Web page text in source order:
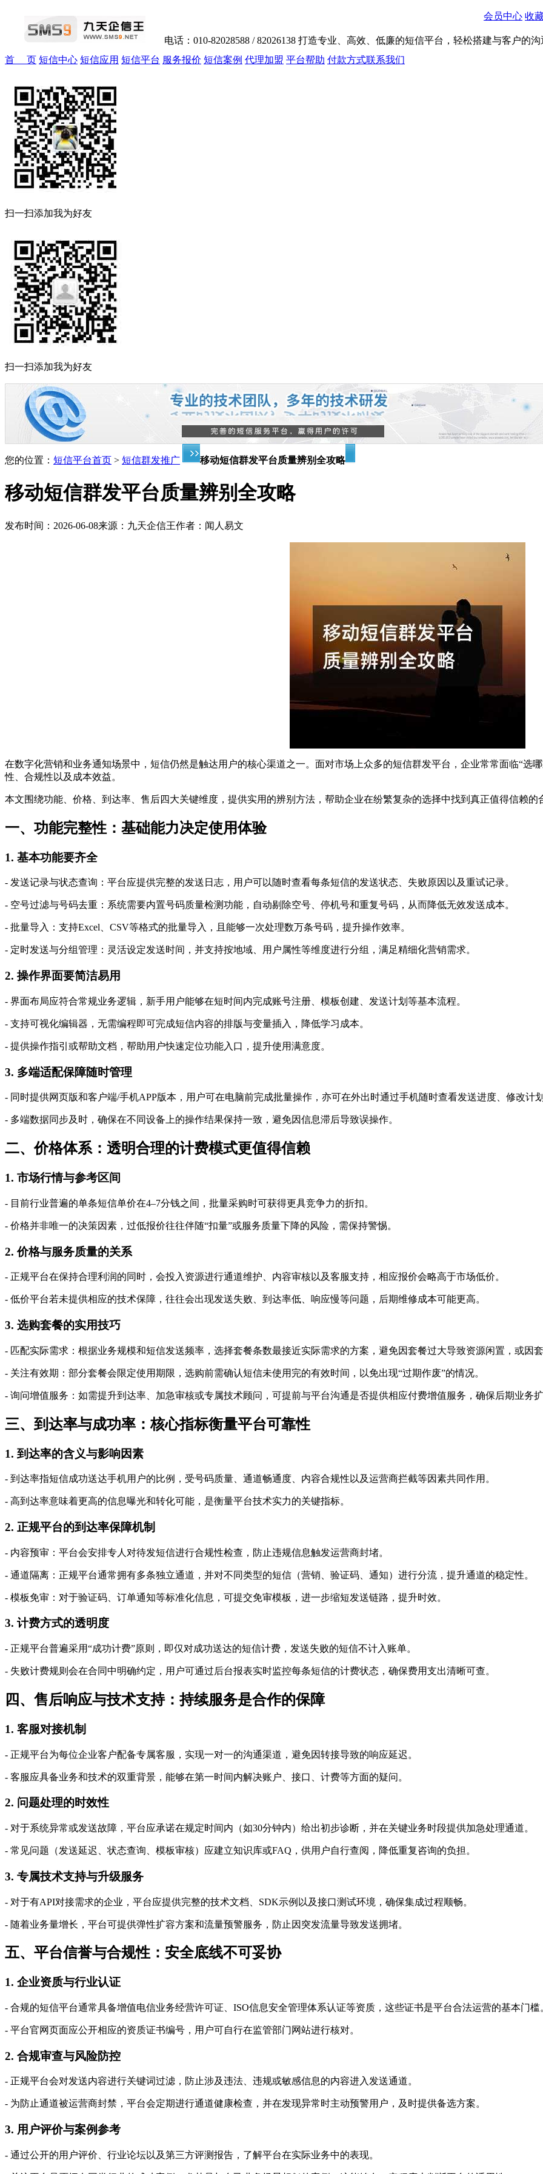
会员中心 收
电话：010-82028588 / 82026138 打造专业、高效、低廉的短信平台，轻松搭建与客户的沟
首 页 短信中心 短信应用 短信平台 服务报价 短信案例 代理加盟 平台帮助 付款方式联系我们
扫一扫添加我为好友
扫一扫添加我为好友
您的位置： 短信平台首页 > 短信群发推广 移动短信群发平台质量辨别全攻略
移动短信群发平台质量辨别全攻略
发布时间： 2026-06-08来源： 九天企信王作者： 闻人易文
在数字化营销和业务通知场景中，短信仍然是触达用户的核心渠道之一。面对市场上众多的短信群发平台，企业常常面临“选
性、合规性以及成本效益。
本文围绕功能、价格、到达率、售后四大关键维度，提供实用的辨别方法，帮助企业在纷繁复杂的选择中找到真正值得信赖的
一、功能完整性：基础能力决定使用体验
1. 基本功能要齐全
- 发送记录与状态查询：平台应提供完整的发送日志，用户可以随时查看每条短信的发送状态、失败原因以及重试记录。
- 空号过滤与号码去重：系统需要内置号码质量检测功能，自动剔除空号、停机号和重复号码，从而降低无效发送成本。
- 批量导入：支持Excel、CSV等格式的批量导入，且能够一次处理数万条号码，提升操作效率。
- 定时发送与分组管理：灵活设定发送时间，并支持按地域、用户属性等维度进行分组，满足精细化营销需求。
2. 操作界面要简洁易用
- 界面布局应符合常规业务逻辑，新手用户能够在短时间内完成账号注册、模板创建、发送计划等基本流程。
- 支持可视化编辑器，无需编程即可完成短信内容的排版与变量插入，降低学习成本。
- 提供操作指引或帮助文档，帮助用户快速定位功能入口，提升使用满意度。
3. 多端适配保障随时管理
- 同时提供网页版和客户端/手机APP版本，用户可在电脑前完成批量操作，亦可在外出时通过手机随时查看发送进度、修改计划
- 多端数据同步及时，确保在不同设备上的操作结果保持一致，避免因信息滞后导致误操作。
二、价格体系：透明合理的计费模式更值得信赖
1. 市场行情与参考区间
- 目前行业普遍的单条短信单价在4–7分钱之间，批量采购时可获得更具竞争力的折扣。
- 价格并非唯一的决策因素，过低报价往往伴随“扣量”或服务质量下降的风险，需保持警惕。
2. 价格与服务质量的关系
- 正规平台在保持合理利润的同时，会投入资源进行通道维护、内容审核以及客服支持，相应报价会略高于市场低价。
- 低价平台若未提供相应的技术保障，往往会出现发送失败、到达率低、响应慢等问题，后期维修成本可能更高。
3. 选购套餐的实用技巧
- 匹配实际需求：根据业务规模和短信发送频率，选择套餐条数最接近实际需求的方案，避免因套餐过大导致资源闲置，或因
- 关注有效期：部分套餐会限定使用期限，选购前需确认短信未使用完的有效时间，以免出现“过期作废”的情况。
- 询问增值服务：如需提升到达率、加急审核或专属技术顾问，可提前与平台沟通是否提供相应付费增值服务，确保后期业务扩
三、到达率与成功率：核心指标衡量平台可靠性
1. 到达率的含义与影响因素
- 到达率指短信成功送达手机用户的比例，受号码质量、通道畅通度、内容合规性以及运营商拦截等因素共同作用。
- 高到达率意味着更高的信息曝光和转化可能，是衡量平台技术实力的关键指标。
2. 正规平台的到达率保障机制
- 内容预审：平台会安排专人对待发短信进行合规性检查，防止违规信息触发运营商封堵。
- 通道隔离：正规平台通常拥有多条独立通道，并对不同类型的短信（营销、验证码、通知）进行分流，提升通道的稳定性。
- 模板免审：对于验证码、订单通知等标准化信息，可提交免审模板，进一步缩短发送链路，提升时效。
3. 计费方式的透明度
- 正规平台普遍采用“成功计费”原则，即仅对成功送达的短信计费，发送失败的短信不计入账单。
- 失败计费规则会在合同中明确约定，用户可通过后台报表实时监控每条短信的计费状态，确保费用支出清晰可查。
四、售后响应与技术支持：持续服务是合作的保障
1. 客服对接机制
- 正规平台为每位企业客户配备专属客服，实现一对一的沟通渠道，避免因转接导致的响应延迟。
- 客服应具备业务和技术的双重背景，能够在第一时间内解决账户、接口、计费等方面的疑问。
2. 问题处理的时效性
- 对于系统异常或发送故障，平台应承诺在规定时间内（如30分钟内）给出初步诊断，并在关键业务时段提供加急处理通道。
- 常见问题（发送延迟、状态查询、模板审核）应建立知识库或FAQ，供用户自行查阅，降低重复咨询的负担。
3. 专属技术支持与升级服务
- 对于有API对接需求的企业，平台应提供完整的技术文档、SDK示例以及接口测试环境，确保集成过程顺畅。
- 随着业务量增长，平台可提供弹性扩容方案和流量预警服务，防止因突发流量导致发送拥堵。
五、平台信誉与合规性：安全底线不可妥协
1. 企业资质与行业认证
- 合规的短信平台通常具备增值电信业务经营许可证、ISO信息安全管理体系认证等资质，这些证书是平台合法运营的基本门槛
- 平台官网页面应公开相应的资质证书编号，用户可自行在监管部门网站进行核对。
2. 合规审查与风险防控
- 正规平台会对发送内容进行关键词过滤，防止涉及违法、违规或敏感信息的内容进入发送通道。
- 为防止通道被运营商封禁，平台会定期进行通道健康检查，并在发现异常时主动预警用户，及时提供备选方案。
3. 用户评价与案例参考
- 通过公开的用户评价、行业论坛以及第三方评测报告，了解平台在实际业务中的表现。